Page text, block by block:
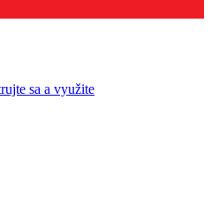
sa a využite